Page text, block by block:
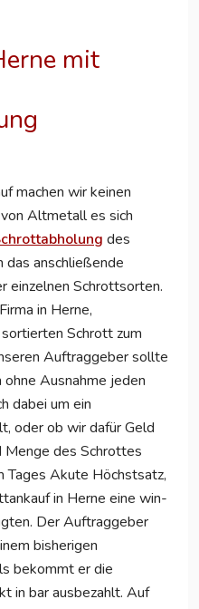
mit
machen wir keinen
Altmetall es sich
des
das anschließende
einzelnen Schrottsorten.
in Herne,
Schrott zum
Auftraggeber sollte
Ausnahme jeden
dabei um ein
oder ob wir dafür Geld
Menge des Schrottes
Tages Akute Höchstsatz,
in Herne eine win-
Der Auftraggeber
bisherigen
bekommt er die
in bar ausbezahlt. Auf